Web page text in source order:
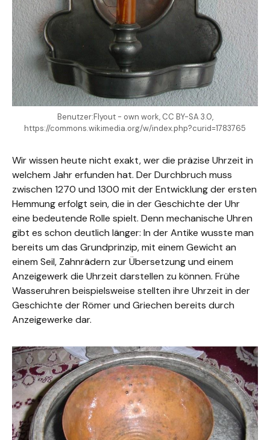
Benutzer:Flyout - own work, CC BY-SA 3.0,
https://commons.wikimedia.org/w/index.php?curid=1783765
Wir wissen heute nicht exakt, wer die präzise Uhrzeit in
welchem Jahr erfunden hat. Der Durchbruch muss
zwischen 1270 und 1300 mit der Entwicklung der ersten
Hemmung erfolgt sein, die in der Geschichte der Uhr
eine bedeutende Rolle spielt. Denn mechanische Uhren
gibt es schon deutlich länger: In der Antike wusste man
bereits um das Grundprinzip, mit einem Gewicht an
einem Seil, Zahnrädern zur Übersetzung und einem
Anzeigewerk die Uhrzeit darstellen zu können. Frühe
Wasseruhren beispielsweise stellten ihre Uhrzeit in der
Geschichte der Römer und Griechen bereits durch
Anzeigewerke dar.